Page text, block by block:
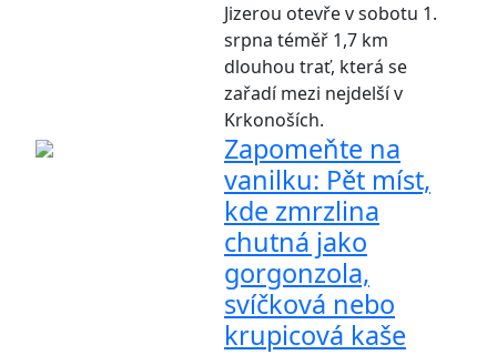
Jizerou otevře v sobotu 1.
srpna téměř 1,7 km
dlouhou trať, která se
zařadí mezi nejdelší v
Krkonoších.
Zapomeňte na
vanilku: Pět míst,
kde zmrzlina
chutná jako
gorgonzola,
svíčková nebo
krupicová kaše